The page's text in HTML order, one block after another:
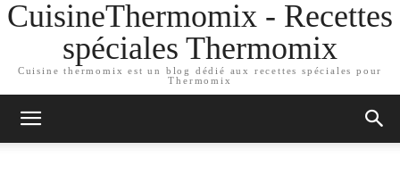
CuisineThermomix - Recettes
spéciales Thermomix
Cuisine thermomix est un blog dédié aux recettes spéciales pour
Thermomix